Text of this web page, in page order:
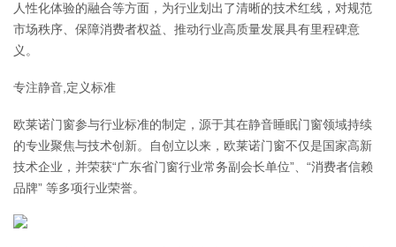
人性化体验的融合等方面，为行业划出了清晰的技术红线，对规范
市场秩序、保障消费者权益、推动行业高质量发展具有里程碑意
义。
专注静音,定义标准
欧莱诺门窗参与行业标准的制定，源于其在静音睡眠门窗领域持续
的专业聚焦与技术创新。自创立以来，欧莱诺门窗不仅是国家高新
技术企业，并荣获“广东省门窗行业常务副会长单位”、“消费者信赖
品牌” 等多项行业荣誉。